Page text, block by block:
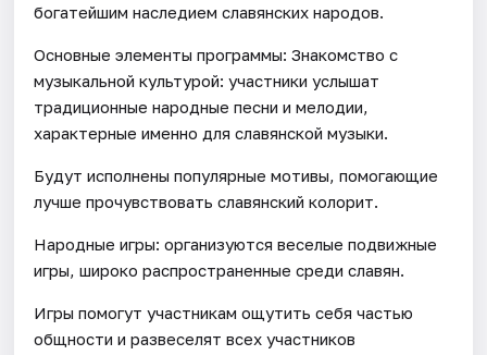
богатейшим наследием славянских народов.
Основные элементы программы: Знакомство с
музыкальной культурой: участники услышат
традиционные народные песни и мелодии,
характерные именно для славянской музыки.
Будут исполнены популярные мотивы, помогающие
лучше прочувствовать славянский колорит.
Народные игры: организуются веселые подвижные
игры, широко распространенные среди славян.
Игры помогут участникам ощутить себя частью
общности и развеселят всех участников